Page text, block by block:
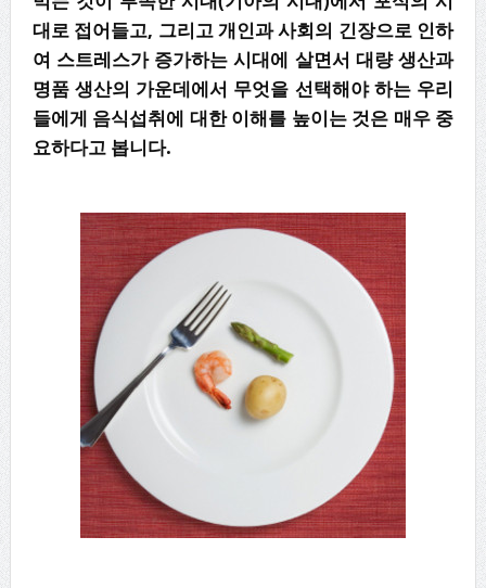
대로 접어들고, 그리고 개인과 사회의 긴장으로 인하
여 스트레스가 증가하는 시대에 살면서 대량 생산과
명품 생산의 가운데에서 무엇을 선택해야 하는 우리
들에게 음식섭취에 대한 이해를 높이는 것은 매우 중
요하다고 봅니다.